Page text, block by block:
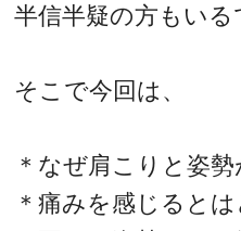
半信半疑の方もいる
そこで今回は、
＊なぜ肩こりと姿
＊痛みを感じると